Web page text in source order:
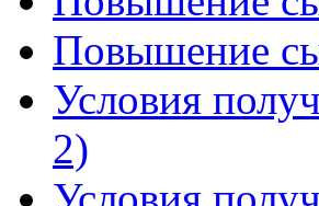
Повышение
Условия
2)